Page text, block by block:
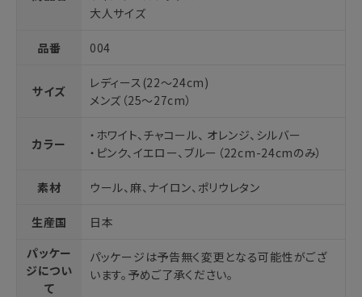
大人サイズ
品番 004
サイズ
レディース(22～24cm)
メンズ（25～27cm）
カラー
・ホワイト、チャコール、 オレンジ、シルバー
・ピンク、イエロー、ブルー（22cm-24cmのみ）
素材 ウール、麻、ナイロン、ポリウレタン
生産国
日本
パッケー
ジについ
て
パッケージは予告無く変更となる可能性がござ
います。予めご了承ください。